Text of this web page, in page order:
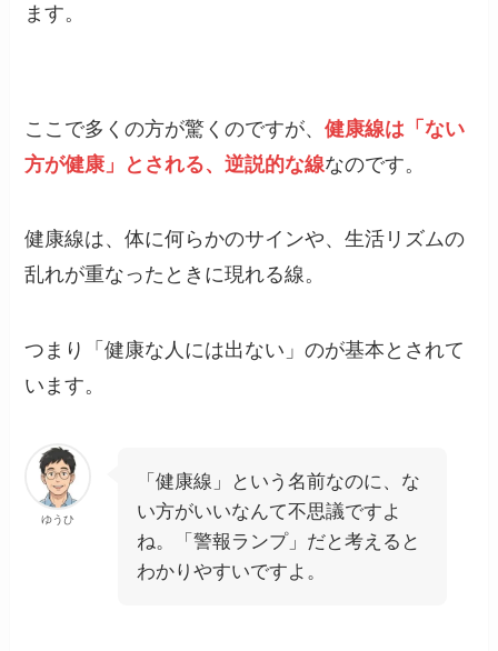
ます。
ここで多くの方が驚くのですが、健康線は「ない
方が健康」とされる、逆説的な線なのです。
健康線は、体に何らかのサインや、生活リズムの
乱れが重なったときに現れる線。
つまり「健康な人には出ない」のが基本とされて
います。
ゆうひ
「健康線」という名前なのに、な
い方がいいなんて不思議ですよ
ね。「警報ランプ」だと考えると
わかりやすいですよ。